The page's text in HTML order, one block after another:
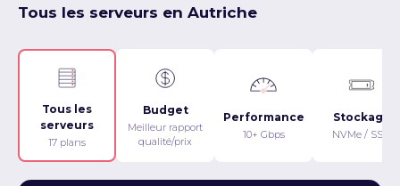
Tous les serveurs en Autriche
Tous les
serveurs
17 plans
Budget
Meilleur rapport
qualité/prix
Performance
10+ Gbps
Stockage
NVMe / SSD